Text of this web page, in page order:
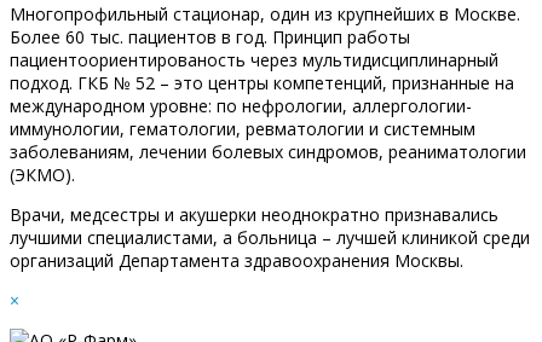
Многопрофильный стационар, один из крупнейших в Москве.
Более 60 тыс. пациентов в год. Принцип работы
пациентоориентированость через мультидисциплинарный
подход. ГКБ № 52 – это центры компетенций, признанные на
международном уровне: по нефрологии, аллергологии-
иммунологии, гематологии, ревматологии и системным
заболеваниям, лечении болевых синдромов, реаниматологии
(ЭКМО).
Врачи, медсестры и акушерки неоднократно признавались
лучшими специалистами, а больница – лучшей клиникой среди
организаций Департамента здравоохранения Москвы.
×